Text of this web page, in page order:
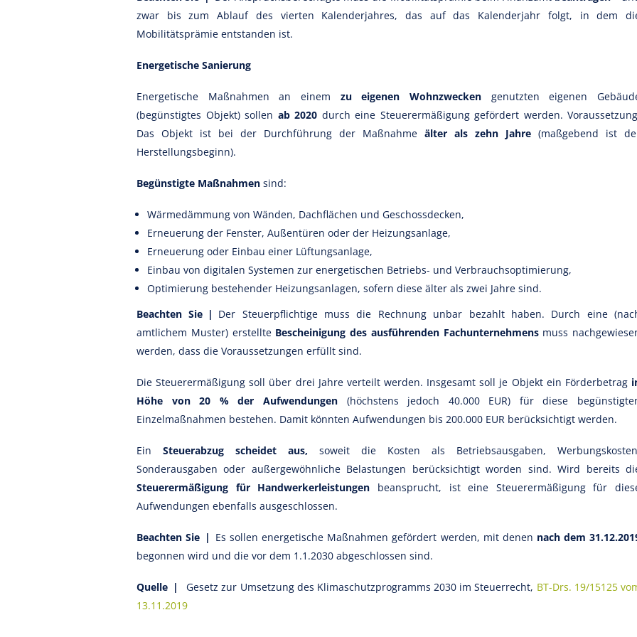
zwar bis zum Ablauf des vierten Kalenderjahres, das auf das Kalenderjahr folgt, in dem
Mobilitätsprämie entstanden ist.
Energetische Sanierung
Energetische Maßnahmen an einem zu eigenen Wohnzwecken genutzten eigenen
(begünstigtes Objekt) sollen ab 2020 durch eine Steuerermäßigung gefördert werden.
Das Objekt ist bei der Durchführung der Maßnahme älter als zehn Jahre (maßgebend ist
Herstellungsbeginn).
Begünstigte Maßnahmen sind:
Wärmedämmung von Wänden, Dachflächen und Geschossdecken,
Erneuerung der Fenster, Außentüren oder der Heizungsanlage,
Erneuerung oder Einbau einer Lüftungsanlage,
Einbau von digitalen Systemen zur energetischen Betriebs- und Verbrauchsoptimierung,
Optimierung bestehender Heizungsanlagen, sofern diese älter als zwei Jahre sind.
Beachten Sie | Der Steuerpflichtige muss die Rechnung unbar bezahlt haben. Durch eine
amtlichem Muster) erstellte Bescheinigung des ausführenden Fachunternehmensmuss
werden, dass die Voraussetzungen erfüllt sind.
Die Steuerermäßigung soll über drei Jahre verteilt werden. Insgesamt soll je Objekt ein Förderbetrag
Höhe von 20 % der Aufwendungen(höchstens jedoch 40.000 EUR) für diese
Einzelmaßnahmen bestehen. Damit könnten Aufwendungen bis 200.000 EUR berücksichtigt werden.
Ein Steuerabzug scheidet aus, soweit die Kosten als Betriebsausgaben,
Sonderausgaben oder außergewöhnliche Belastungen berücksichtigt worden sind. Wird bereits
Steuerermäßigung für Handwerkerleistungen beansprucht, ist eine Steuerermäßigung für
Aufwendungen ebenfalls ausgeschlossen.
Beachten Sie | Es sollen energetische Maßnahmen gefördert werden, mit denen nach dem
begonnen wird und die vor dem 1.1.2030 abgeschlossen sind.
Quelle | Gesetz zur Umsetzung des Klimaschutzprogramms 2030 im Steuerrecht, BT-Drs. 19/15125
13.11.2019